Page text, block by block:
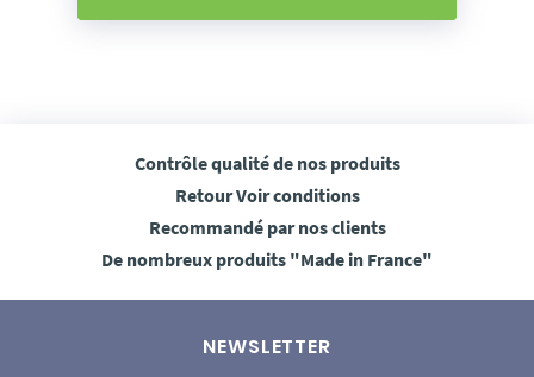
Contrôle qualitéde nos produits
RetourVoir conditions
Recommandépar nos clients
De nombreux produits "Made in France"
NEWSLETTER